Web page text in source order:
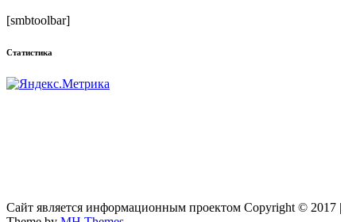
[smbtoolbar]
Статистика
Сайт является информационным проектом Copyright © 2017 |